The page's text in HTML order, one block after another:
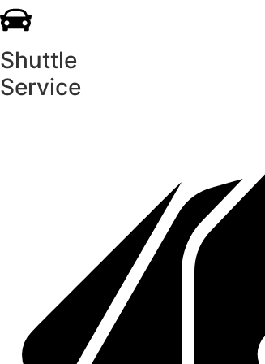
Shuttle
Service